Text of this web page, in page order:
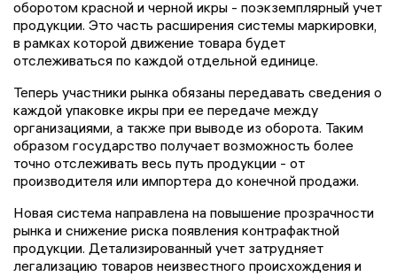
оборотом красной и черной икры - поэкземплярный учет
продукции. Это часть расширения системы маркировки,
в рамках которой движение товара будет
отслеживаться по каждой отдельной единице.
Теперь участники рынка обязаны передавать сведения о
каждой упаковке икры при ее передаче между
организациями, а также при выводе из оборота. Таким
образом государство получает возможность более
точно отслеживать весь путь продукции - от
производителя или импортера до конечной продажи.
Новая система направлена на повышение прозрачности
рынка и снижение риска появления контрафактной
продукции. Детализированный учет затрудняет
легализацию товаров неизвестного происхождения и